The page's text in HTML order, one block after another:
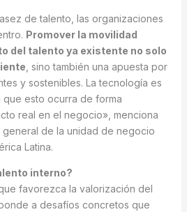
de talento, las organizaciones
Promover la movilidad
del talento ya existente no solo
, sino también una apuesta por
y sostenibles. La tecnología es
esto ocurra de forma
real en el negocio», menciona
general de la unidad de negocio
Latina.
interno?
favorezca la valorización del
a desafíos concretos que